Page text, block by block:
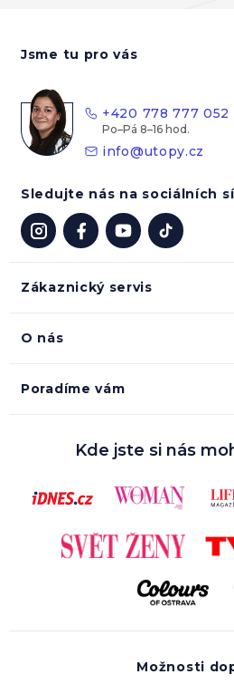
Zákaznický servis
O nás
Poradíme vám
Jsme tu pro vás
+420 778 777 052
info@utopy.cz
Sledujte nás na sociálních
Kde jste si nás
Možnosti